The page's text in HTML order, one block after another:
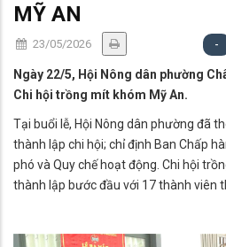
MỸ AN
23/05/2026 -
Ngày 22/5, Hội Nông dân phường
Chi hội trồng mít khóm Mỹ An.
Tại buổi lễ, Hội Nông dân phường đã
thành lập chi hội; chỉ định Ban Chấp
phó và Quy chế hoạt động. Chi hội
thành lập bước đầu với 17 thành viên